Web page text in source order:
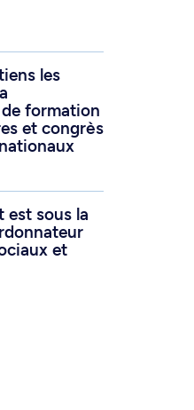
les
formation
et congrès
est sous la
et